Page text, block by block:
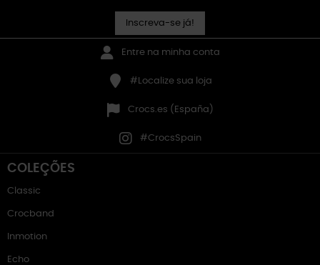
Inscreva-se já!
Entre na minha conta
#Localize sua loja
Crocs.es (España)
#CrocsSpain
COLEÇÕES
Classic
Crocband
Inmotion
Echo